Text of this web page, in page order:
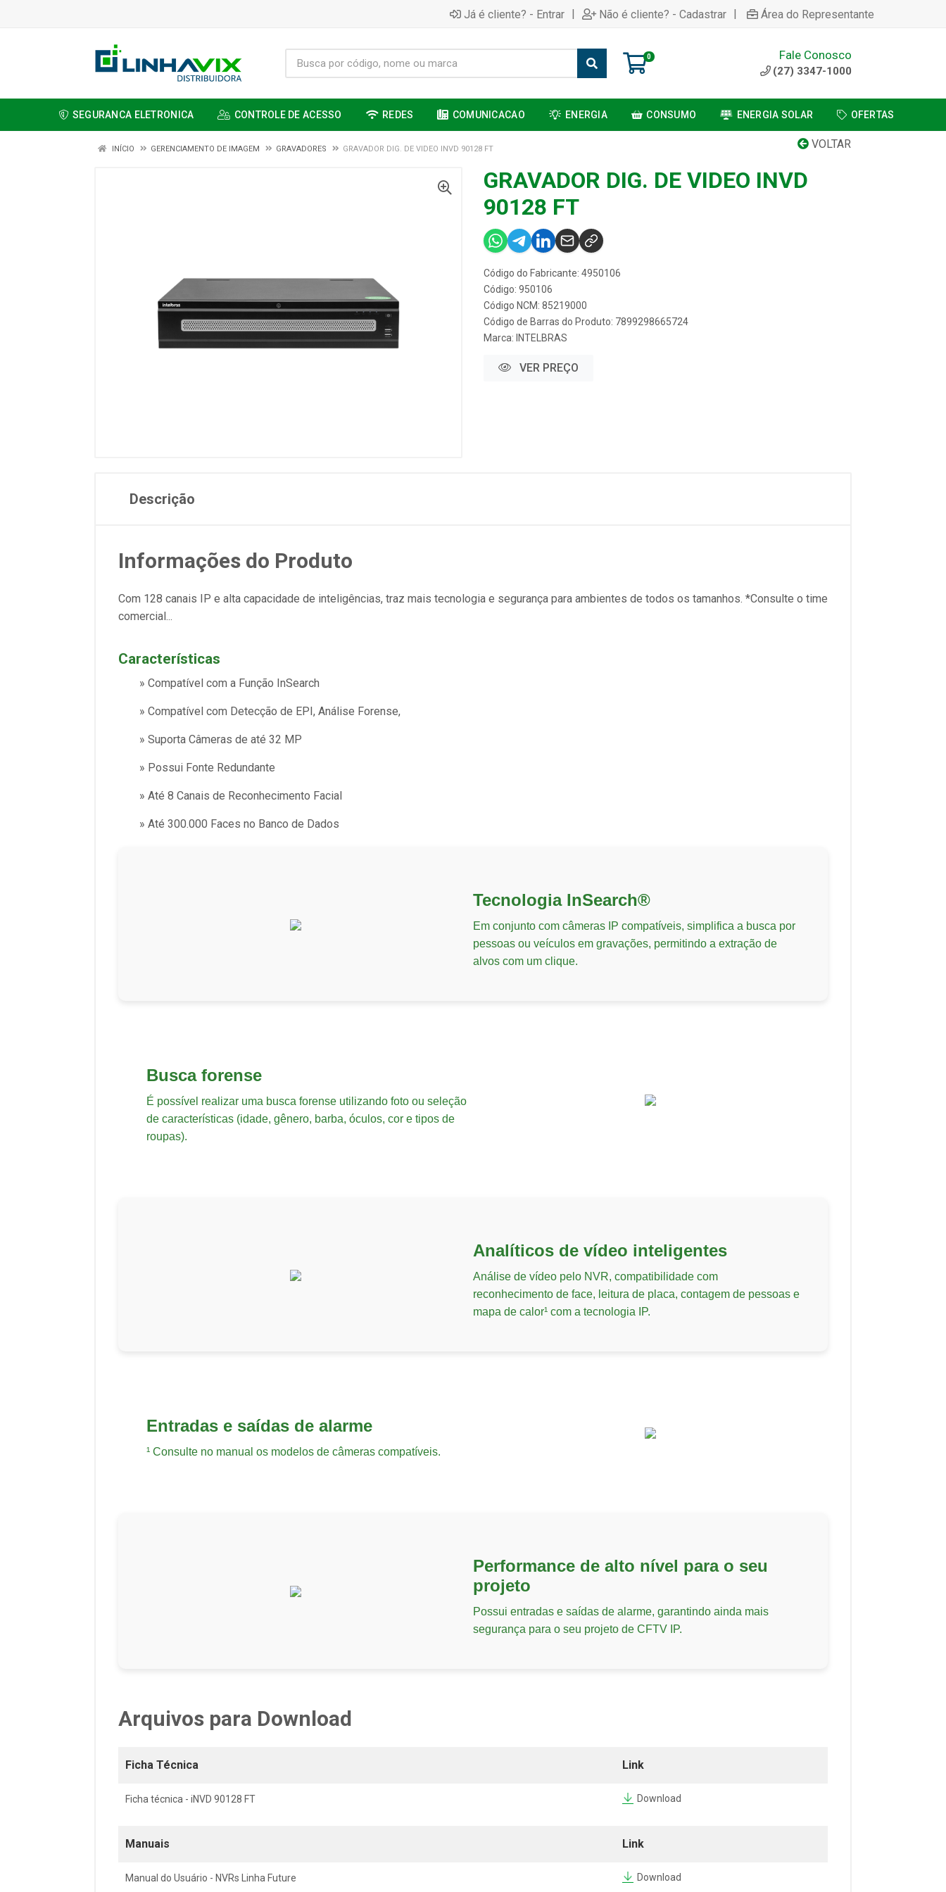
Já é cliente? - Entrar | Não é cliente? - Cadastrar | Área do Representante
0 Fale Conosco
(27) 3347-1000
SEGURANCA ELETRONICA CONTROLE DE ACESSO REDES COMUNICACAO ENERGIA CONSUMO ENERGIA SOLAR OFERTAS
VOLTAR
INÍCIO GERENCIAMENTO DE IMAGEM GRAVADORES GRAVADOR DIG. DE VIDEO INVD 90128 FT
GRAVADOR DIG. DE VIDEO INVD
90128 FT
Código do Fabricante: 4950106
Código: 950106
Código NCM: 85219000
Código de Barras do Produto: 7899298665724
Marca: INTELBRAS
VER PREÇO
Descrição
Informações do Produto
Com 128 canais IP e alta capacidade de inteligências, traz mais tecnologia e segurança para ambientes de todos os tamanhos. *Consulte o time
comercial...
Características
» Compatível com a Função InSearch
» Compatível com Detecção de EPI, Análise Forense,
» Suporta Câmeras de até 32 MP
» Possui Fonte Redundante
» Até 8 Canais de Reconhecimento Facial
» Até 300.000 Faces no Banco de Dados
Tecnologia InSearch®
Em conjunto com câmeras IP compatíveis, simplifica a busca por
pessoas ou veículos em gravações, permitindo a extração de
alvos com um clique.
Busca forense
É possível realizar uma busca forense utilizando foto ou seleção
de características (idade, gênero, barba, óculos, cor e tipos de
roupas).
Analíticos de vídeo inteligentes
Análise de vídeo pelo NVR, compatibilidade com
reconhecimento de face, leitura de placa, contagem de pessoas e
mapa de calor¹ com a tecnologia IP.
Entradas e saídas de alarme
¹ Consulte no manual os modelos de câmeras compatíveis.
Performance de alto nível para o seu
projeto
Possui entradas e saídas de alarme, garantindo ainda mais
segurança para o seu projeto de CFTV IP.
Arquivos para Download
Ficha Técnica Link
Ficha técnica - iNVD 90128 FT Download
Manuais Link
Manual do Usuário - NVRs Linha Future Download